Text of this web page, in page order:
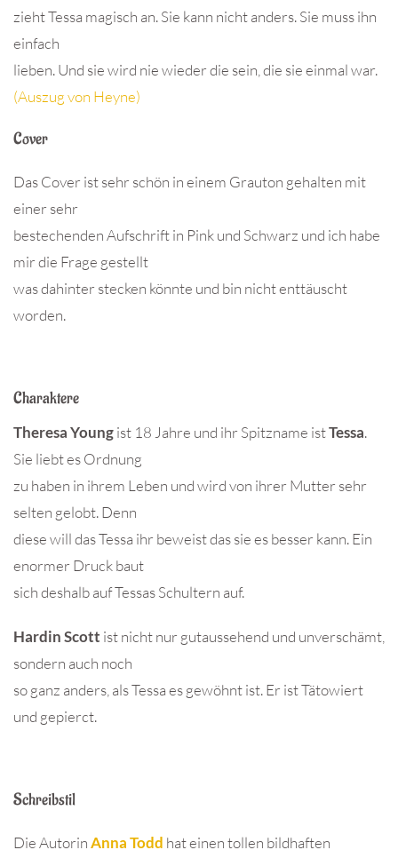
zieht Tessa magisch an. Sie kann nicht anders. Sie muss ihn
einfach
lieben. Und sie wird nie wieder die sein, die sie einmal war.
(Auszug von Heyne)
Cover
Das Cover ist sehr schön in einem Grauton gehalten mit
einer sehr
bestechenden Aufschrift in Pink und Schwarz und ich habe
mir die Frage gestellt
was dahinter stecken könnte und bin nicht enttäuscht
worden.
Charaktere
Theresa Youngist 18 Jahre und ihr Spitzname istTessa.
Sie liebt es Ordnung
zu haben in ihrem Leben und wird von ihrer Mutter sehr
selten gelobt. Denn
diese will das Tessa ihr beweist das sie es besser kann. Ein
enormer Druck baut
sich deshalb auf Tessas Schultern auf.
Hardin Scott ist nicht nur gutaussehend und unverschämt,
sondern auch noch
so ganz anders, als Tessa es gewöhnt ist. Er ist Tätowiert
und gepierct.
Schreibstil
Die AutorinAnna Todd hat einen tollen bildhaften